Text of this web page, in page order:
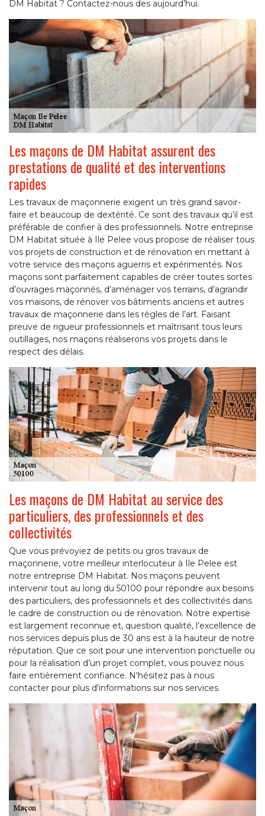
DM Habitat ? Contactez-nous des aujourd’hui.
Les maçons de DM Habitat assurent des
prestations de qualité et des interventions
rapides
Les travaux de maçonnerie exigent un très grand savoir-
faire et beaucoup de dextérité. Ce sont des travaux qu’il est
préférable de confier à des professionnels. Notre entreprise
DM Habitat située à Ile Pelee vous propose de réaliser tous
vos projets de construction et de rénovation en mettant à
votre service des maçons aguerris et expérimentés. Nos
maçons sont parfaitement capables de créer toutes sortes
d’ouvrages maçonnés, d’aménager vos terrains, d’agrandir
vos maisons, de rénover vos bâtiments anciens et autres
travaux de maçonnerie dans les règles de l’art. Faisant
preuve de rigueur professionnels et maîtrisant tous leurs
outillages, nos maçons réaliserons vos projets dans le
respect des délais.
Les maçons de DM Habitat au service des
particuliers, des professionnels et des
collectivités
Que vous prévoyiez de petits ou gros travaux de
maçonnerie, votre meilleur interlocuteur à Ile Pelee est
notre entreprise DM Habitat. Nos maçons peuvent
intervenir tout au long du 50100 pour répondre aux besoins
des particuliers, des professionnels et des collectivités dans
le cadre de construction ou de rénovation. Notre expertise
est largement reconnue et, question qualité, l’excellence de
nos services depuis plus de 30 ans est à la hauteur de notre
réputation. Que ce soit pour une intervention ponctuelle ou
pour la réalisation d’un projet complet, vous pouvez nous
faire entièrement confiance. N'hésitez pas à nous
contacter pour plus d'informations sur nos services.